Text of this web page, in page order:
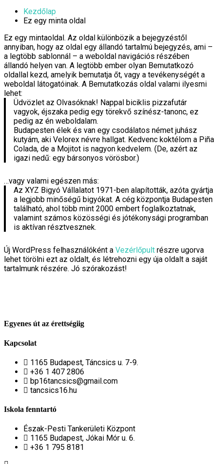
Kezdőlap
Ez egy minta oldal
Ez egy mintaoldal. Az oldal különbözik a bejegyzéstől
annyiban, hogy az oldal egy állandó tartalmú bejegyzés, ami –
a legtöbb sablonnál – a weboldal navigációs részében
állandó helyen van. A legtöbb ember olyan Bemutatkozó
oldallal kezd, amelyik bemutatja őt, vagy a tevékenységét a
weboldal látogatóinak. A Bemutatkozás oldal valami ilyesmi
lehet:
Üdvözlet az Olvasóknak! Nappal biciklis pizzafutár
vagyok, éjszaka pedig egy törekvő színész-tanonc, ez
pedig az én weboldalam.
Budapesten élek és van egy csodálatos német juhász
kutyám, aki Velorex névre hallgat. Kedvenc koktélom a Piña
Colada, de a Mojitot is nagyon kedvelem. (De, azért az
igazi nedű: egy bársonyos vörösbor.)
…vagy valami egészen más:
Az XYZ Bigyó Vállalatot 1971-ben alapították, azóta gyártja
a legjobb minőségű bigyókat. A cég központja Budapesten
található, ahol több mint 2000 embert foglalkoztatnak,
valamint számos közösségi és jótékonysági programban
is aktívan résztvesznek.
Új WordPress felhasználóként a Vezérlőpult részre ugorva
lehet törölni ezt az oldalt, és létrehozni egy úja oldalt a saját
tartalmunk részére. Jó szórakozást!
Egyenes út az érettségiig
Kapcsolat
1165 Budapest, Táncsics u. 7-9.
+36 1 407 2806
bp16tancsics@gmail.com
tancsics16.hu
Iskola fenntartó
Észak-Pesti Tankerületi Központ
1165 Budapest, Jókai Mór u. 6.
+36 1 795 8181